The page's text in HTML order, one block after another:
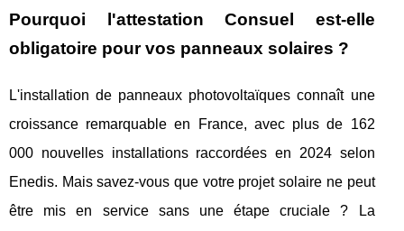
Pourquoi l'attestation Consuel est-elle
obligatoire pour vos panneaux solaires ?
L'installation de panneaux photovoltaïques connaît une
croissance remarquable en France, avec plus de 162
000 nouvelles installations raccordées en 2024 selon
Enedis. Mais savez-vous que votre projet solaire ne peut
être mis en service sans une étape cruciale ? La